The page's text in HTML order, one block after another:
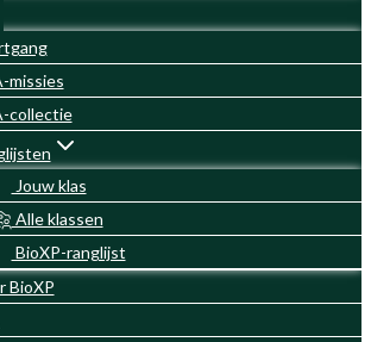
missies
collectie
Jouw klas
Alle klassen
BioXP-ranglijst
BioXP